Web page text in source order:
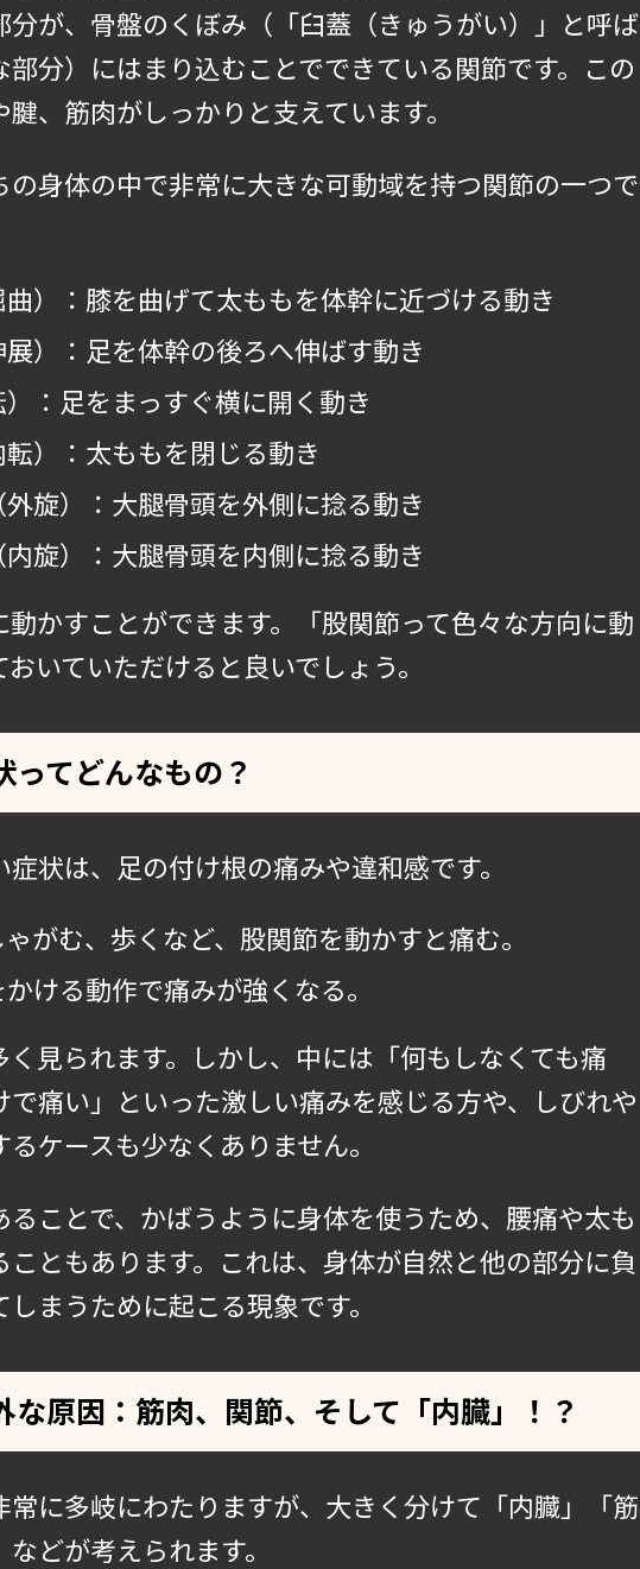
分が、骨盤のくぼみ（「臼蓋（きゅうがい）」と呼ば
部分）にはまり込むことでできている関節です。この
、筋肉がしっかりと支えています。
の身体の中で非常に大きな可動域を持つ関節の一つで
）：膝を曲げて太ももを体幹に近づける動き
）：足を体幹の後ろへ伸ばす動き
：足をまっすぐ横に開く動き
）：太ももを閉じる動き
旋）：大腿骨頭を外側に捻る動き
旋）：大腿骨頭を内側に捻る動き
動かすことができます。「股関節って色々な方向に動
いていただけると良いでしょう。
ってどんなもの？
状は、足の付け根の痛みや違和感です。
がむ、歩くなど、股関節を動かすと痛む。
ける動作で痛みが強くなる。
く見られます。しかし、中には「何もしなくても痛
で痛い」といった激しい痛みを感じる方や、しびれや
ケースも少なくありません。
ることで、かばうように身体を使うため、腰痛や太も
こともあります。これは、身体が自然と他の部分に負
まうために起こる現象です。
な原因：筋肉、関節、そして「内臓」！？
常に多岐にわたりますが、大きく分けて「内臓」「筋
どが考えられます。